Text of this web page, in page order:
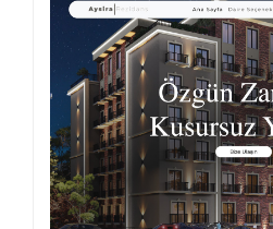
İNTROTEMA ÖZEL YAZILIM